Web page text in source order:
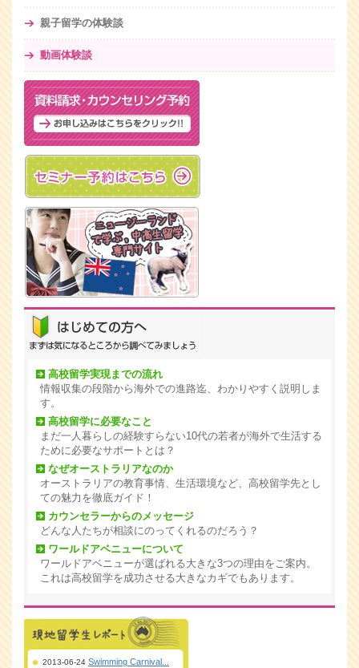
親子留学の体験談
動画体験談
高校留学実現までの流れ
情報収集の段階から海外での進路迄、わかりやすく説明しま
す。
高校留学に必要なこと
まだ一人暮らしの経験すらない10代の若者が海外で生活する
ために必要なサポートとは？
なぜオーストラリアなのか
オーストラリアの教育事情、生活環境など、高校留学先とし
ての魅力を徹底ガイド！
カウンセラーからのメッセージ
どんな人たちが相談にのってくれるのだろう？
ワールドアベニューについて
ワールドアベニューが選ばれる大きな3つの理由をご案内。
これは高校留学を成功させる大きなカギでもあります。
2013-06-24 Swimming Carnival...